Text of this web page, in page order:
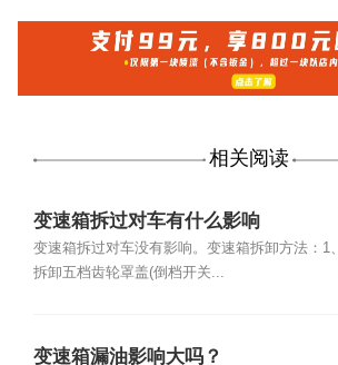
相关阅读
变速箱拆过对车有什么影响
变速箱拆过对车没有影响。变速箱拆卸方法：1、
拆卸五档齿轮罩盖(倒档开关...
变速箱漏油影响大吗？